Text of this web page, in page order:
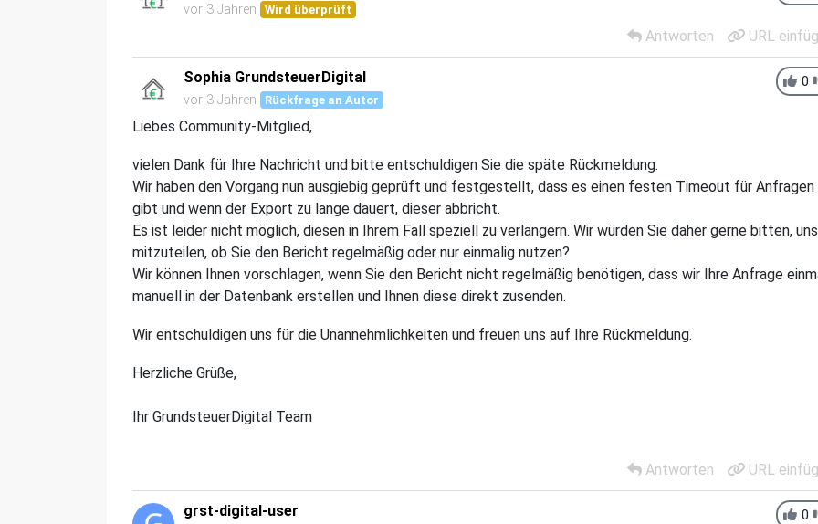
vor 3 Jahren Wird überprüft
Antworten URL
0
Sophia GrundsteuerDigital
vor 3 Jahren Rückfrage an Autor
Liebes Community-Mitglied,
vielen Dank für Ihre Nachricht und bitte entschuldigen Sie die späte Rückmeldung.
Wir haben den Vorgang nun ausgiebig geprüft und festgestellt, dass es einen festen Timeout für Anfragen
gibt und wenn der Export zu lange dauert, dieser abbricht.
Es ist leider nicht möglich, diesen in Ihrem Fall speziell zu verlängern. Wir würden Sie daher gerne bitten, uns
mitzuteilen, ob Sie den Bericht regelmäßig oder nur einmalig nutzen?
Wir können Ihnen vorschlagen, wenn Sie den Bericht nicht regelmäßig benötigen, dass wir Ihre Anfrage
manuell in der Datenbank erstellen und Ihnen diese direkt zusenden.
Wir entschuldigen uns für die Unannehmlichkeiten und freuen uns auf Ihre Rückmeldung.
Herzliche Grüße,
Ihr GrundsteuerDigital Team
Antworten URL
0
grst-digital-user